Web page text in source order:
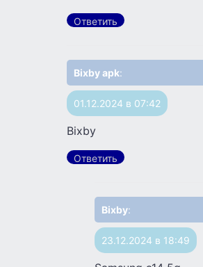
Ответить
Bixby apk:
01.12.2024 в 07:42
Bixby
Ответить
Bixby:
23.12.2024 в 18:49